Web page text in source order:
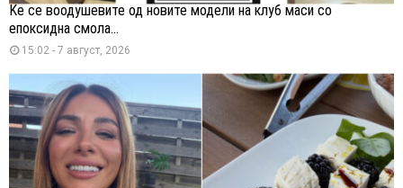
Ќе се воодушевите од новите модели на клуб маси со
епоксидна смола...
15:02 - 7 август, 2026